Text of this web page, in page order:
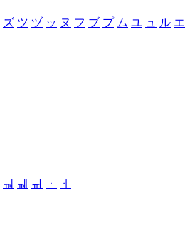
ズ ツ ヅ ッ ヌ フ ブ プ ム ユ ュ ル エ
ㆊ ㆋ ㆌ ㆍ
ㆎ